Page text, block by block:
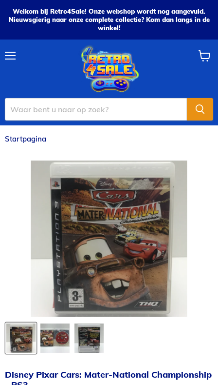
Welkom bij Retro4Sale! Onze webshop wordt nog aangevuld.
Nieuwsgierig naar onze complete collectie? Kom dan langs in de
winkel!
Startpagina
Disney Pixar Cars: Mater-National Championship